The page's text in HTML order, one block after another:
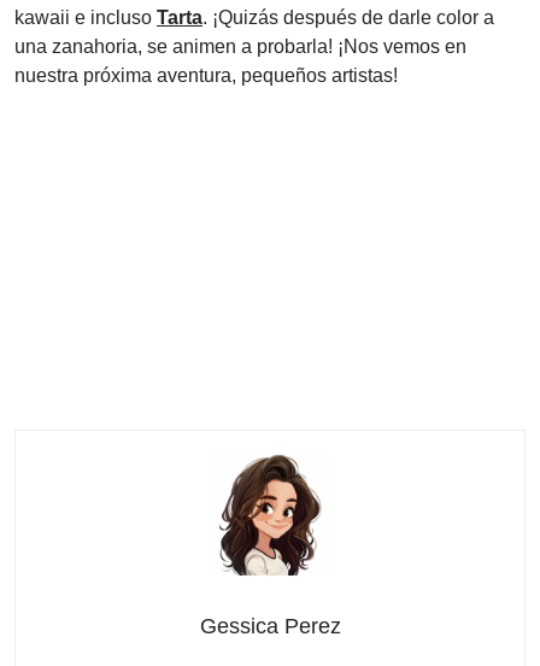
kawaii e incluso Tarta. ¡Quizás después de darle color a
una zanahoria, se animen a probarla! ¡Nos vemos en
nuestra próxima aventura, pequeños artistas!
Gessica Perez